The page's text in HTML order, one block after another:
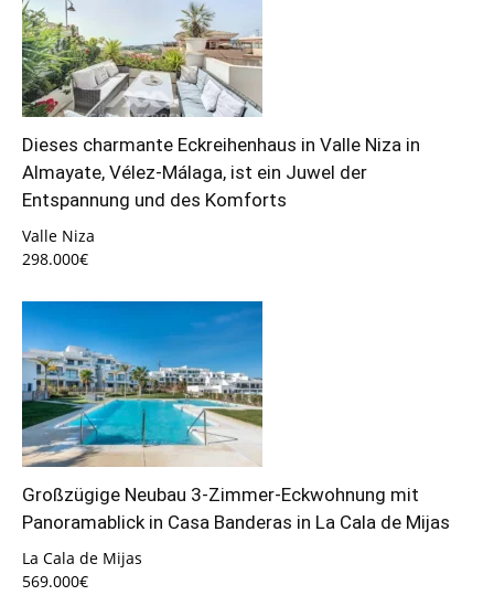
Dieses charmante Eckreihenhaus in Valle Niza in
Almayate, Vélez-Málaga, ist ein Juwel der
Entspannung und des Komforts
Valle Niza
298.000€
Großzügige Neubau 3-Zimmer-Eckwohnung mit
Panoramablick in Casa Banderas in La Cala de Mijas
La Cala de Mijas
569.000€